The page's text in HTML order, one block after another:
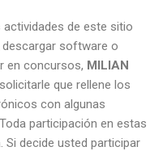
actividades de este sitio
software o
en concursos, MILIAN
solicitarle que rellene los
con algunas
participación en estas
decide usted participar